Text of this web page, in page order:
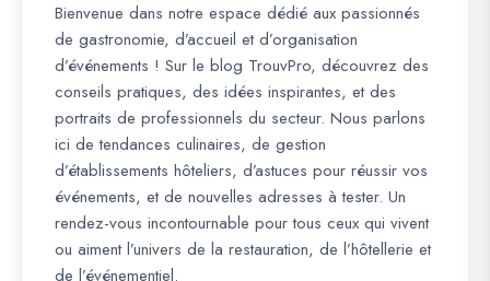
Bienvenue dans notre espace dédié aux passionnés
de gastronomie, d’accueil et d’organisation
d’événements ! Sur le blog TrouvPro, découvrez des
conseils pratiques, des idées inspirantes, et des
portraits de professionnels du secteur. Nous parlons
ici de tendances culinaires, de gestion
d’établissements hôteliers, d’astuces pour réussir vos
événements, et de nouvelles adresses à tester. Un
rendez-vous incontournable pour tous ceux qui vivent
ou aiment l’univers de la restauration, de l’hôtellerie et
de l’événementiel.